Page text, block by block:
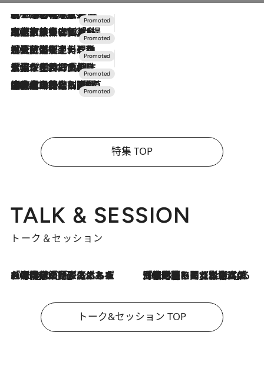
2026.8.7
【トンボの足水浴】ヒノキの香りに包まれて涼感マックス！約13℃の湧水かけ流しを避暑地「星野温泉 トンボの湯」で体験
2026.7.31
【ホテル帰省】という選択肢をOMOが提案。家族とほどよい距離を保つには「昼は実家、夜は気兼ねなくホテルで！」
2026.7.24
【夏限定ディナーコース】旬を迎える稚鮎や花ズッキーニなどをイタリア・トスカーナの郷土料理の手法で満喫！
2026.7.17
「土佐和ハーブかき氷」がOMO7高知に登場！生姜、山椒、大葉など目にも舌にも涼を呼ぶ郷土の味
2026.7.10
NEW OPEN！【界 草津】名湯の地に誕生。趣の異なる2種の温泉と上州ならではの会席・蕎麦割烹など美食を味わう究極の癒やし旅
特集 TOP
TALK & SESSION
トーク＆セッション
2026.8.3
「今後値上げがあるとすれば…」「リスクがあるのは今年の冬」エネルギー専門家が語る、ホルムズ海峡封鎖が家庭にもたらす“ある心配” 2026.8.3
「住宅建てられない…」「サーチャージ料の高値が続いている」ホルムズ海峡封鎖による影響はいつまで続く？《エネルギー専門家に聞く“どうなる日本の暮らし”》
トーク&セッション TOP